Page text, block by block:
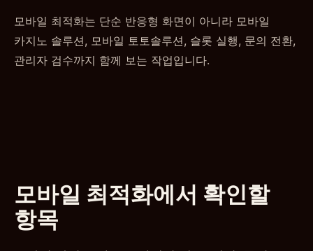
모바일 최적화는 단순 반응형 화면이 아니라 모바일
카지노 솔루션, 모바일 토토솔루션, 슬롯 실행, 문의 전환,
관리자 검수까지 함께 보는 작업입니다.
모바일 최적화에서 확인할
항목